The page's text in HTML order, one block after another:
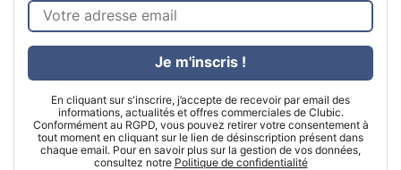
En cliquant sur s'inscrire, j’accepte de recevoir par email des
informations, actualités et offres commerciales de Clubic.
Conformément au RGPD, vous pouvez retirer votre consentement à
tout moment en cliquant sur le lien de désinscription présent dans
chaque email. Pour en savoir plus sur la gestion de vos données,
consultez notre Politique de confidentialité
Je m'inscris !